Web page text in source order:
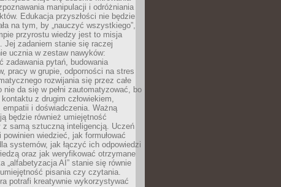
manipulacji i odróżniania
Edukacja przyszłości nie będzie
na tym, by „nauczyć wszystkiego”,
przyrostu wiedzy jest to misja
Jej zadaniem stanie się raczej
ucznia w zestaw nawyków:
zadawania pytań, budowania
pracy w grupie, odporności na stres
rozwijania się przez całe
nie da się w pełni zautomatyzować, bo
z drugim człowiekiem,
empatii i doświadczenia. Ważną
będzie również umiejętność
z samą sztuczną inteligencją. Uczeń
powinien wiedzieć, jak formułować
systemów, jak łączyć ich odpowiedzi
oraz jak weryfikować otrzymane
„alfabetyzacja AI” stanie się równie
pisania czy czytania.
potrafi kreatywnie wykorzystywać